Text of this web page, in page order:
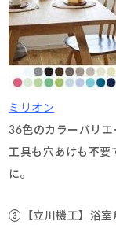
ミリオン
36色のカラーバリエ
工具も穴あけも不要
に。
③【立川機工】浴室